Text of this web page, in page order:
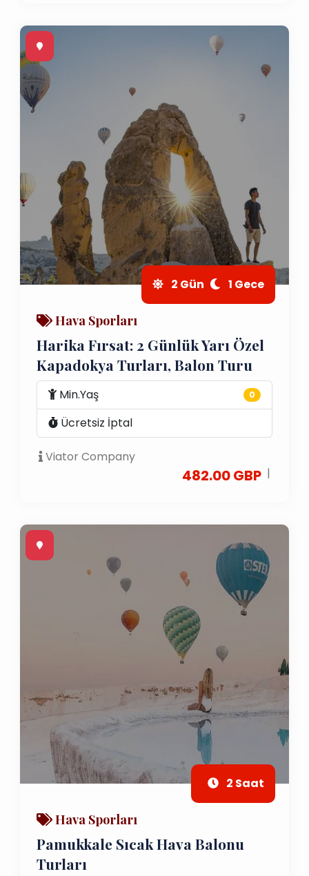
2 Gün 1 Gece
Hava Sporları
Harika Fırsat: 2 Günlük Yarı Özel
Kapadokya Turları, Balon Turu
Min.Yaş 0
Ücretsiz İptal
Viator Company
482.00 GBP |
2 Saat
Hava Sporları
Pamukkale Sıcak Hava Balonu
Turları